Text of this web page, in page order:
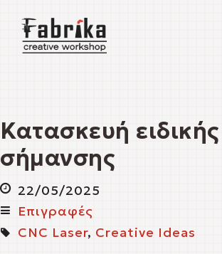
Κατασκευή ειδικής
σήμανσης
22/05/2025
Επιγραφές
CNC Laser, Creative Ideas